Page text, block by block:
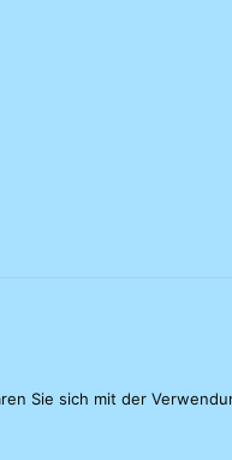
Sie sich mit der